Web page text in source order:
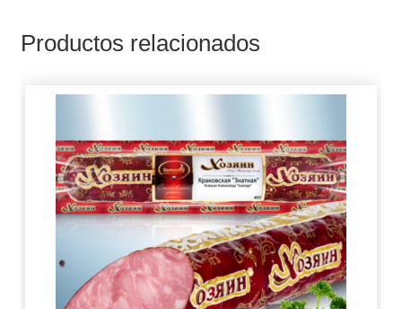
Productos relacionados